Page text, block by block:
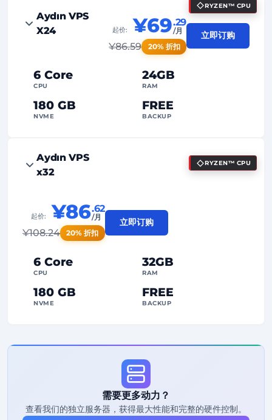
合理使用
24/7专家支持
专用 IP地址
Aydın VPS
X24
RYZEN™ CPU
6 Core
CPU
24GB
RAM
180 GB
NVME
FREE
BACKUP
起价: ¥69.29
/月
¥86.59 20% 折扣
立即订购
99%
2备份点
24/7专家支持
专用IP地址
Aydın VPS
x32
RYZEN™ CPU
6 Core
CPU
32GB
RAM
180 GB
NVME
FREE
BACKUP
起价: ¥86.62
/月
¥108.24 20% 折扣
立即订购
需要更多动力？
查看我们的独立服务器，获得最大性能和完整的硬件控制。